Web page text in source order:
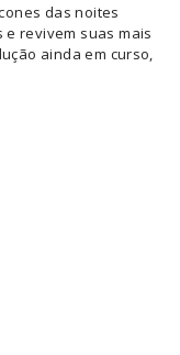
das noites
revivem suas mais
ainda em curso,